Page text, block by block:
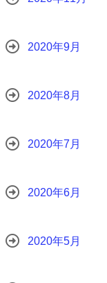
2020年9月
2020年8月
2020年7月
2020年6月
2020年5月